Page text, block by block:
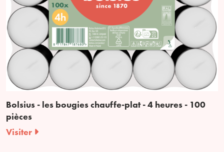
Bolsius - les bougies chauffe-plat - 4 heures - 100
pièces
Visiter